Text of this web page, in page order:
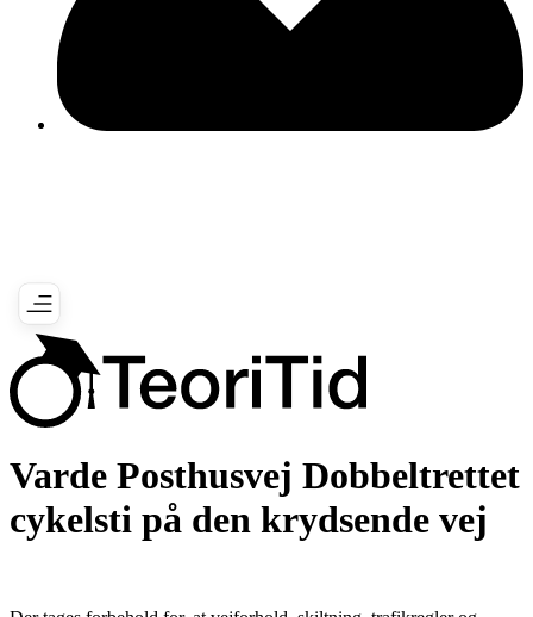
Varde Posthusvej Dobbeltrettet
cykelsti på den krydsende vej